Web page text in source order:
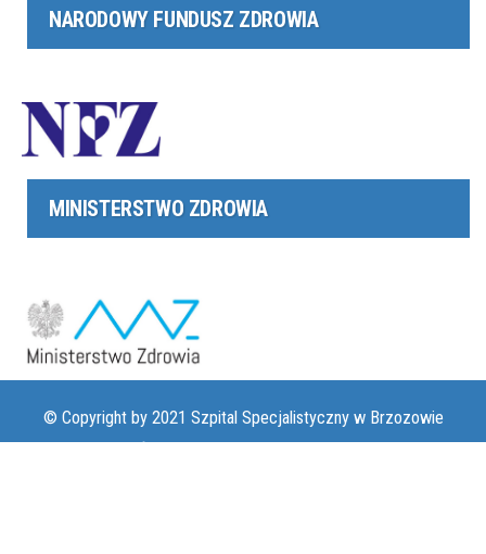
NARODOWY FUNDUSZ ZDROWIA
MINISTERSTWO ZDROWIA
© Copyright by 2021 Szpital Specjalistyczny w Brzozowie
Podkarpacki Ośrodek Onkologiczny im. Ks. B. Markiewicza |